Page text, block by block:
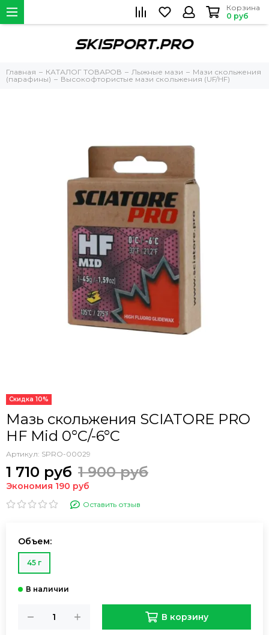
Корзина
0 руб
Главная КАТАЛОГ ТОВАРОВ Лыжные мази
Мази скольжения
(парафины)
Высокофтористые мази скольжения (UF/HF)
Скидка 10%
Мазь скольжения SCIATORE PRO
HF Mid 0°C/-6°C
Артикул: SPRO-00029
1 710 руб 1 900 руб
Экономия 190 руб
Оставить отзыв
Объем:
45 г
В корзину